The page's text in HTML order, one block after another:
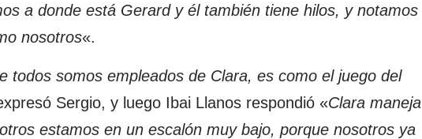
a donde está Gerard y él también tiene hilos, y notamos
nosotros«.
todos somos empleados de Clara, es como el juego del
Sergio, y luego Ibai Llanos respondió «Clara maneja
estamos en un escalón muy bajo, porque nosotros ya